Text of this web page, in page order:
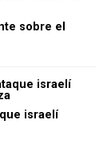
sobre el
israelí